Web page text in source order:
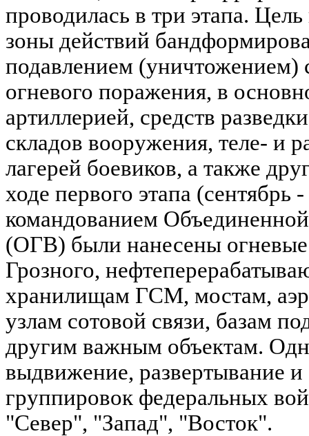
проводилась в три этапа.
зоны действий
подавлением (уничтожением)
огневого поражения, в
артиллерией, средств
складов вооружения, теле- и
лагерей боевиков, а также
ходе первого этапа (сентябрь
командованием
(ОГВ) были нанесены огневые
Грозного,
хранилищам ГСМ, мостам,
узлам сотовой связи, базам
другим важным объектам.
выдвижение, развертывание
группировок федеральных
"Север", "Запад", "Восток".